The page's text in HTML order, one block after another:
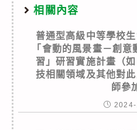
相關內容
普通型高級中等學校
「會動的風景畫－創
習」研習實施計畫（
技相關領域及其他對
師參